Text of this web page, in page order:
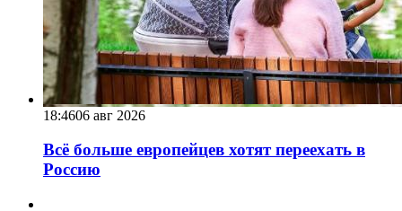
18:4606 авг 2026
Всё больше европейцев хотят переехать в
Россию